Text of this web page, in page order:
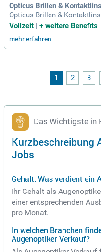
Opticus Brillen &
Opticus Brillen &
erte Augenoptikermeisterin
Unternehmensphilosophie,
gkeit setzt. Mit über 100
s, während wir höchste
eratung gewährleisten. Bei
Vollzeit
+ weitere Benefits
mehr erfahren
1 2 3
Das Wichtigste in
Kurzbeschreibung
Jobs
Gehalt: Was verdient ein
Ihr Gehalt als
einer entsprechenden
pro Monat.
In welchen Branchen
Augenoptiker Verkauf?